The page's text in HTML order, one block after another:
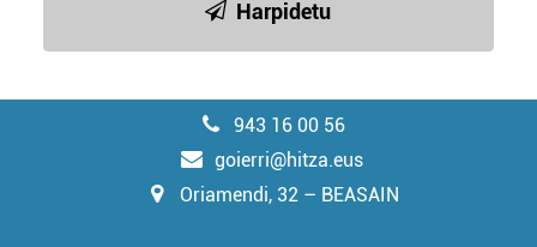
Harpidetu
943 16 00 56
goierri@hitza.eus
Oriamendi, 32 – BEASAIN